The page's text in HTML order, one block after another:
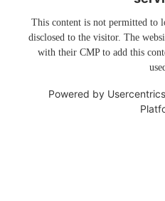
This content is not permitted to
disclosed to the visitor. The
with their CMP to add this
Powered by